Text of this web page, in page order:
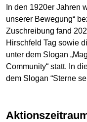
In den 1920er Jahren
unserer Bewegung“
Zuschreibung fand
Hirschfeld Tag sowie
unter dem Slogan
Community“ statt. In
dem Slogan “Sterne